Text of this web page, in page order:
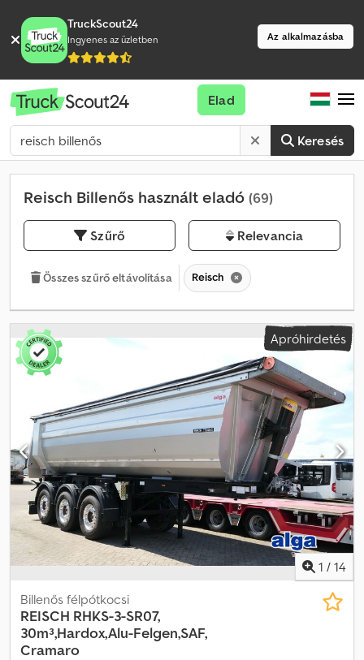
TruckScout24
Ingyenes az üzletben Az alkalmazásba
Keresés
Elad
Reisch Billenős használt eladó (69)
Szűrő Relevancia
Összes szűrő eltávolítása Reisch
Apróhirdetés
1 / 14
Billenős félpótkocsi
REISCH RHKS-3-SR07,
30m³,Hardox,Alu-Felgen,SAF,
Cramaro